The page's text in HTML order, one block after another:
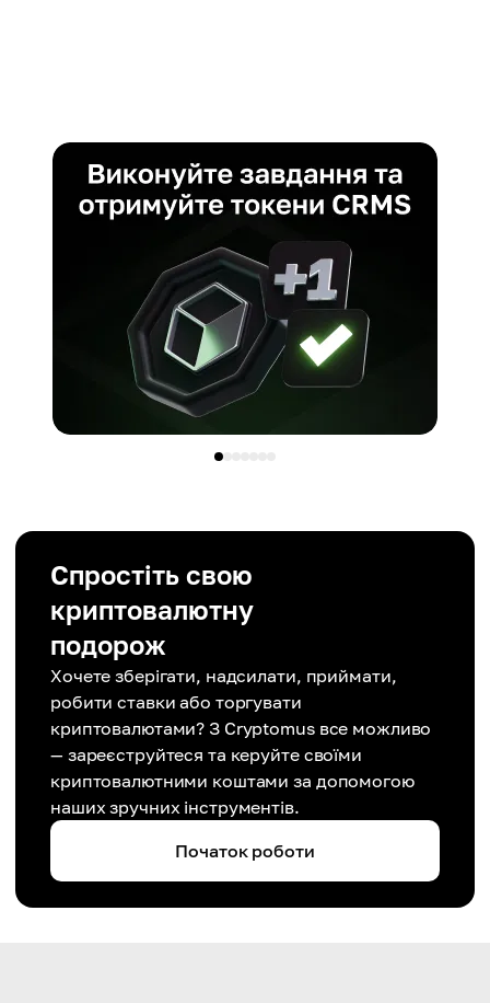
Спростіть свою
криптовалютну
подорож
Хочете зберігати, надсилати, приймати,
робити ставки або торгувати
криптовалютами? З Cryptomus все можливо
— зареєструйтеся та керуйте своїми
криптовалютними коштами за допомогою
наших зручних інструментів.
Початок роботи